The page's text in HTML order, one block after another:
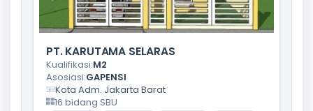
PT. KARUTAMA SELARAS
Kualifikasi:M2
Asosiasi:GAPENSI
Kota Adm. Jakarta Barat
16 bidang SBU